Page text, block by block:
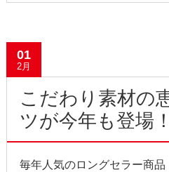
01
2月
こだわり素材の
ツが今年も登場！
毎年人気のロングセラー商品